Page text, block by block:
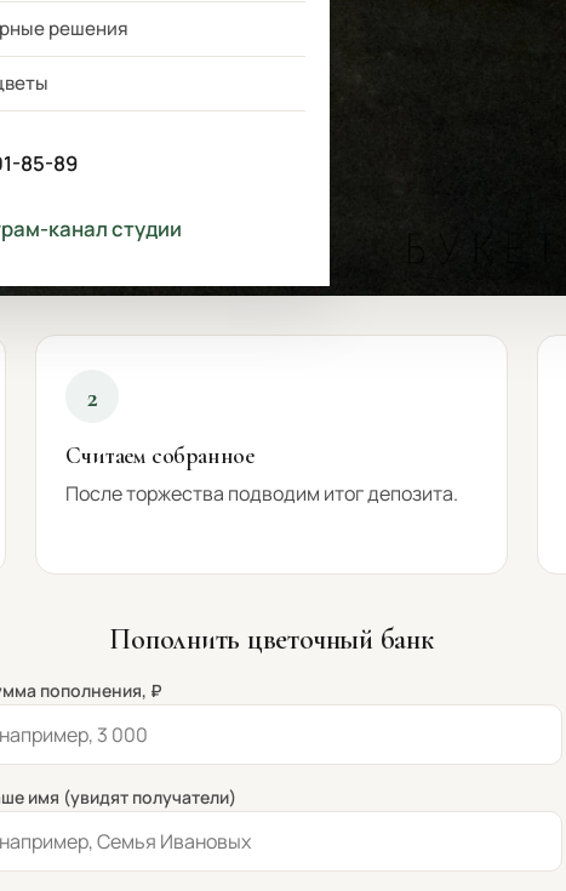
решения
85-89
канал студии
2
Считаем собранное
После торжества подводим итог депозита.
Пополнить цветочный банк
пополнения, ₽
имя (увидят получатели)